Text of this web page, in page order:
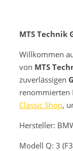
MTS Technik
Willkommen
von MTS
zuverlässigen
renommierten
Classic Shop,
Hersteller:
Modell Q: 3